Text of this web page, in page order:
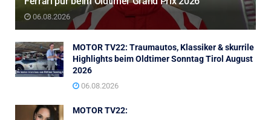
06.08.2026
MOTOR TV22: Traumautos, Klassiker & skurrile
Highlights beim Oldtimer Sonntag Tirol August
2026
06.08.2026
MOTOR TV22: